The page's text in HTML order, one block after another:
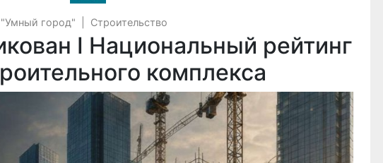
город" Строительство
I Национальный рейтинг
комплекса